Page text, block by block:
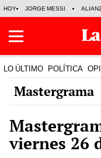
HOY JORGE MESSI
LO ÚLTIMO POLÍTICA
Mastergrama
viernes 26